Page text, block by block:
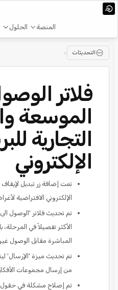
المنصة الحلول
التحديثات >
فلاتر
الموسعة
التجارية
الإلكتروني
تمت إضافة زر تبديل
الإلكتروني الافتراضية
تم تحديث فلاتر 'الوصول
الأكثر تفصيلاً في المرحلة،
المباشرة مقابل الوصول
تم تحديث ميزة 'الإرسال'
من إرسال مجموعات
تم إصلاح مشكلة في حقول